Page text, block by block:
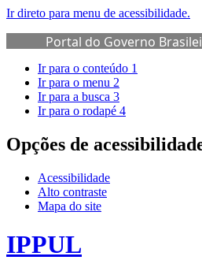
Ir direto para menu de acessibilidade.
Portal do Governo
Ir para o conteúdo 1
Ir para o menu 2
Ir para a busca 3
Ir para o rodapé 4
Opções de
Acessibilidade
Alto contraste
Mapa do site
IPPUL